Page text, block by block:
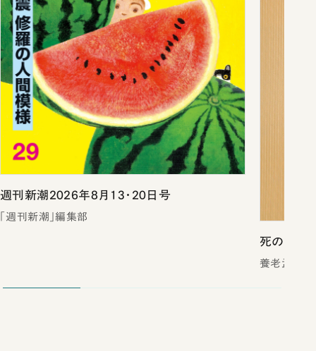
週刊新潮2026年8月13・20日号
「週刊新潮」編集部
死の壁
養老孟司／